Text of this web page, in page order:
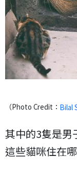
（Photo Credit： Bilal
其中的3隻是男
這些貓咪住在